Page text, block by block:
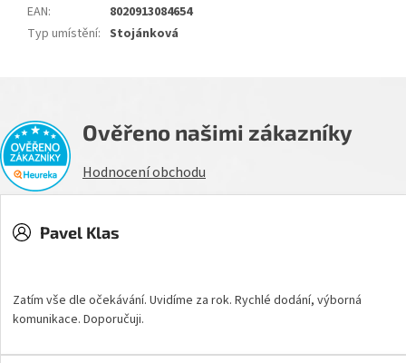
EAN:
8020913084654
Typ umístění: Stojánková
Ověřeno našimi zákazníky
Hodnocení obchodu
Pavel Klas
Zatím vše dle očekávání. Uvidíme za rok. Rychlé dodání, výborná
komunikace. Doporučuji.